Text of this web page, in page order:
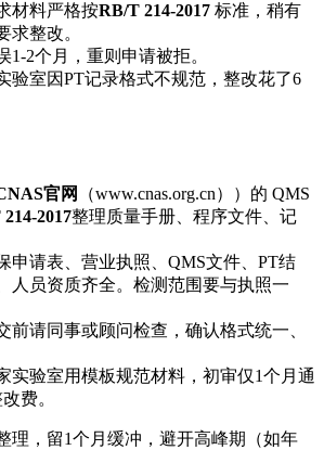
材料严格按RB/T 214-2017 标准，稍有
求整改。
1-2个月，重则申请被拒。
验室因PT记录格式不规范，整改花了6
官网
（www.cnas.org.cn））的 QMS
2017整理质量手册、程序文件、记
申请表、营业执照、QMS文件、PT结
人员资质齐全。检测范围要与执照一
前请同事或顾问检查，确认格式统一、
实验室用模板规范材料，初审仅1个月通
费。
理，留1个月缓冲，避开高峰期（如年